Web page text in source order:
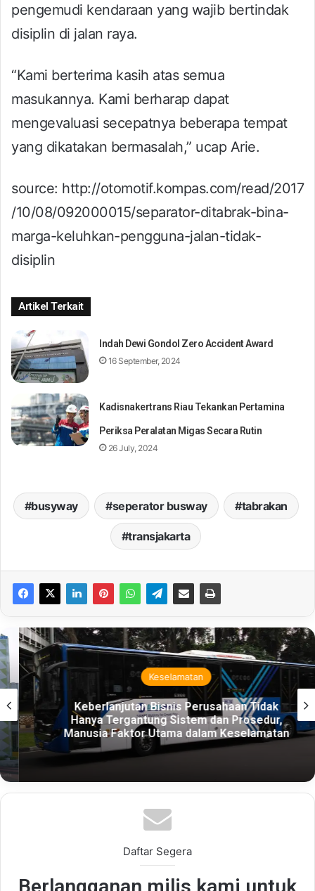
pengemudi kendaraan yang wajib bertindak
disiplin di jalan raya.
“Kami berterima kasih atas semua
masukannya. Kami berharap dapat
mengevaluasi secepatnya beberapa tempat
yang dikatakan bermasalah,” ucap Arie.
source: http://otomotif.kompas.com/read/2017
/10/08/092000015/separator-ditabrak-bina-
marga-keluhkan-pengguna-jalan-tidak-
disiplin
Artikel Terkait
Indah Dewi Gondol Zero Accident Award
16 September, 2024
Kadisnakertrans Riau Tekankan Pertamina
Periksa Peralatan Migas Secara Rutin
26 July, 2024
busyway seperator busway tabrakan
transjakarta
Keselamatan
Keberlanjutan Bisnis Perusahaan Tidak
Hanya Tergantung Sistem dan Prosedur,
Manusia Faktor Utama dalam Keselamatan
Daftar Segera